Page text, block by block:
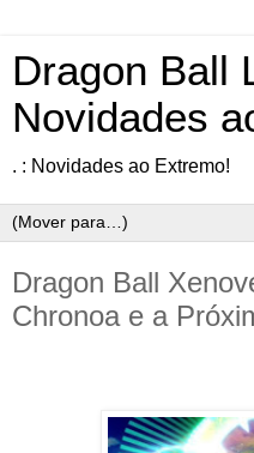
Dragon Ball
Novidades
. : Novidades ao Extremo!
Dragon Ball
Chronoa e a